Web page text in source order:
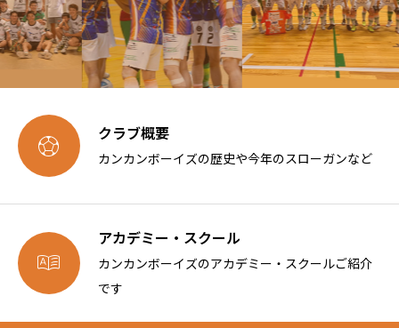
 クラブ概要
カンカンボーイズの歴史や今年のスローガンなど

アカデミー・スクール
カンカンボーイズのアカデミー・スクールご紹介
です